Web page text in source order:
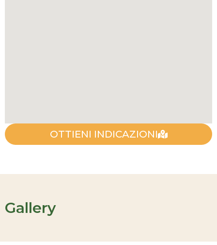
OTTIENI INDICAZIONI
Gallery